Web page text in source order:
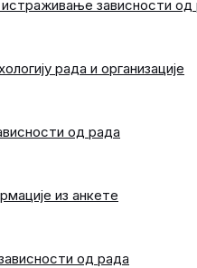
истраживање зависности од
рада и организације
од рада
из анкете
од рада